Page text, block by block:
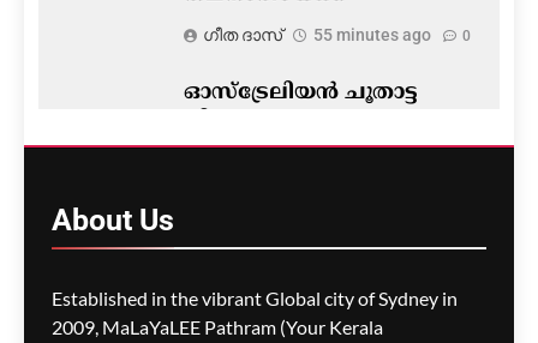
ഗീത ദാസ്‌ 55 minutes ago 0
ഓസ്ട്രേലിയൻ ചൂതാട്ട
കാര്യത്തിൽ
ഗീത ദാസ്‌ 1 hour ago 0
About Us
Established in the vibrant Global city of Sydney in
2009, MaLaYaLEE Pathram (Your Kerala